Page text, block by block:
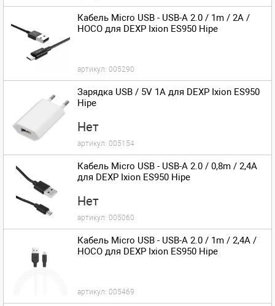
Кабель Micro USB - USB-A 2.0 / 1m / 2A /
HOCO для DEXP Ixion ES950 Hipe
артикул: 005290
Зарядка USB / 5V 1A для DEXP Ixion ES950
Hipe
Нет
артикул: 005154
Кабель Micro USB - USB-A 2.0 / 0,8m / 2,4A
для DEXP Ixion ES950 Hipe
Нет
артикул: 005060
Кабель Micro USB - USB-A 2.0 / 1m / 2,4A /
HOCO для DEXP Ixion ES950 Hipe
артикул: 005469